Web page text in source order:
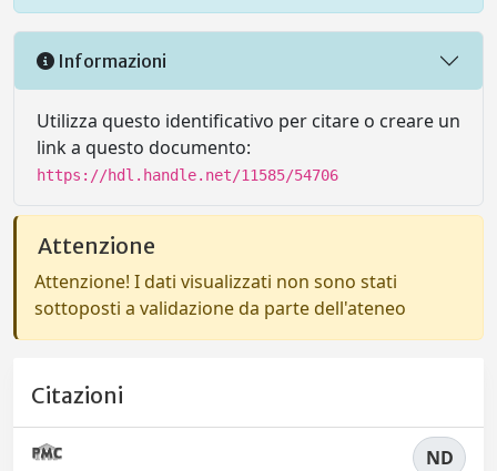
Informazioni
Utilizza questo identificativo per citare o creare un
link a questo documento:
https://hdl.handle.net/11585/54706
Attenzione
Attenzione! I dati visualizzati non sono stati
sottoposti a validazione da parte dell'ateneo
Citazioni
ND